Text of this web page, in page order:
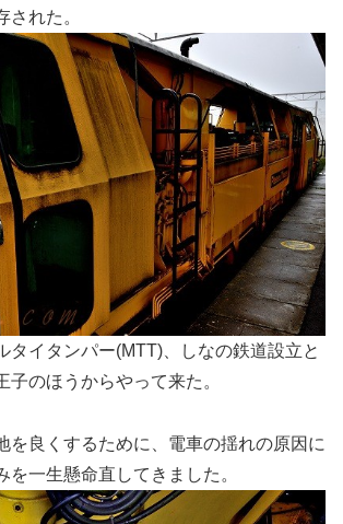
された。
タイタンパー(MTT)、しなの鉄道設立と
子のほうからやって来た。
を良くするために、電車の揺れの原因に
を一生懸命直してきました。